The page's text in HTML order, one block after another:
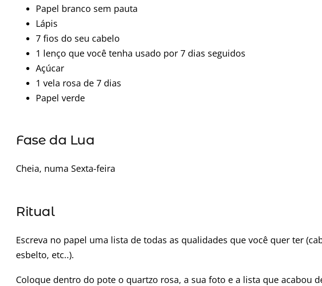
Papel branco sem pauta
Lápis
7 fios do seu cabelo
1 lenço que você tenha usado por 7 dias seguidos
Açúcar
1 vela rosa de 7 dias
Papel verde
Fase da Lua
Cheia, numa Sexta-feira
Ritual
Escreva no papel uma lista de todas as qualidades que você quer ter
esbelto, etc..).
Coloque dentro do pote o quartzo rosa, a sua foto e a lista que acabou